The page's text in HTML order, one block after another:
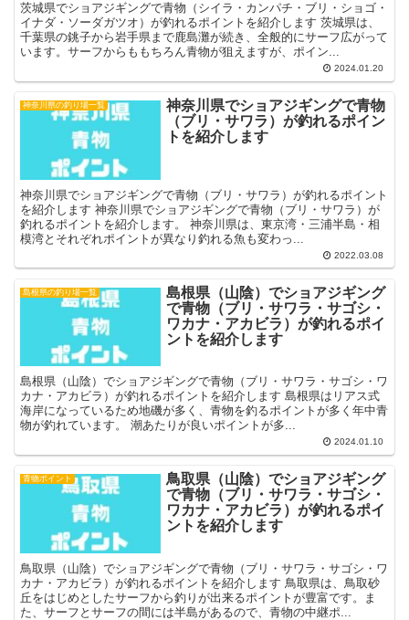
茨城県でショアジギングで青物（シイラ・カンパチ・ブリ・ショゴ・
イナダ・ソーダガツオ）が釣れるポイントを紹介します 茨城県は、
千葉県の銚子から岩手県まで鹿島灘が続き、全般的にサーフ広がって
います。サーフからももちろん青物が狙えますが、ポイン...
2024.01.20
神奈川県の釣り場一覧
神奈川県でショアジギングで青物
（ブリ・サワラ）が釣れるポイン
トを紹介します
神奈川県でショアジギングで青物（ブリ・サワラ）が釣れるポイント
を紹介します 神奈川県でショアジギングで青物（ブリ・サワラ）が
釣れるポイントを紹介します。 神奈川県は、東京湾・三浦半島・相
模湾とそれぞれポイントが異なり釣れる魚も変わっ...
2022.03.08
島根県の釣り場一覧
島根県（山陰）でショアジギング
で青物（ブリ・サワラ・サゴシ・
ワカナ・アカビラ）が釣れるポイ
ントを紹介します
島根県（山陰）でショアジギングで青物（ブリ・サワラ・サゴシ・ワ
カナ・アカビラ）が釣れるポイントを紹介します 島根県はリアス式
海岸になっているため地磯が多く、青物を釣るポイントが多く年中青
物が釣れています。 潮あたりが良いポイントが多...
2024.01.10
青物ポイント
鳥取県（山陰）でショアジギング
で青物（ブリ・サワラ・サゴシ・
ワカナ・アカビラ）が釣れるポイ
ントを紹介します
鳥取県（山陰）でショアジギングで青物（ブリ・サワラ・サゴシ・ワ
カナ・アカビラ）が釣れるポイントを紹介します 鳥取県は、鳥取砂
丘をはじめとしたサーフから釣りが出来るポイントが豊富です。ま
た、サーフとサーフの間には半島があるので、青物の中継ポ...